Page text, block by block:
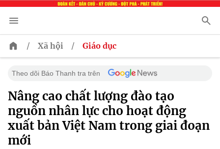
/ Xã hội / Giáo dục
Theo dõi Báo Thanh tra trên
Nâng cao chất lượng đào tạo
nguồn nhân lực cho hoạt động
xuất bản Việt Nam trong giai đoạn
mới